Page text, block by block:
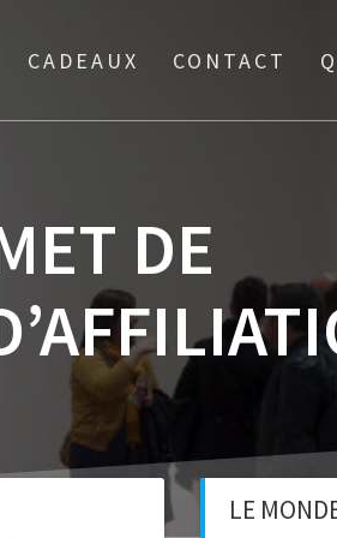
CADEAUX CONTACT
DE
LE